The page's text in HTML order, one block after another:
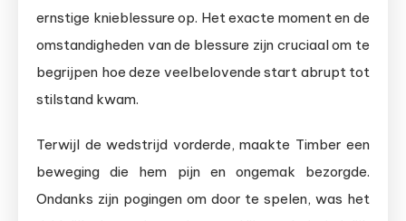
ernstige knieblessure op. Het exacte moment en de
omstandigheden van de blessure zijn cruciaal om te
begrijpen hoe deze veelbelovende start abrupt tot
stilstand kwam.
Terwijl de wedstrijd vorderde, maakte Timber een
beweging die hem pijn en ongemak bezorgde.
Ondanks zijn pogingen om door te spelen, was het